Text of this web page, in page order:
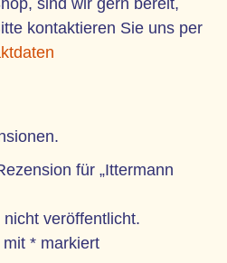
kontaktieren Sie uns per
für „Ittermann
veröffentlicht.
mit * markiert